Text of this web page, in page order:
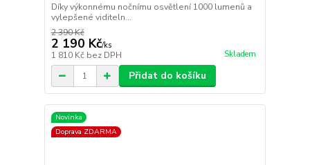
Díky výkonnému nočnímu osvětlení 1000 lumenů a
vylepšené viditeln...
2 390 Kč
2 190 Kč/ks
1 810 Kč bez DPH Skladem
Přidat do košíku
Novinka
Doprava ZDARMA